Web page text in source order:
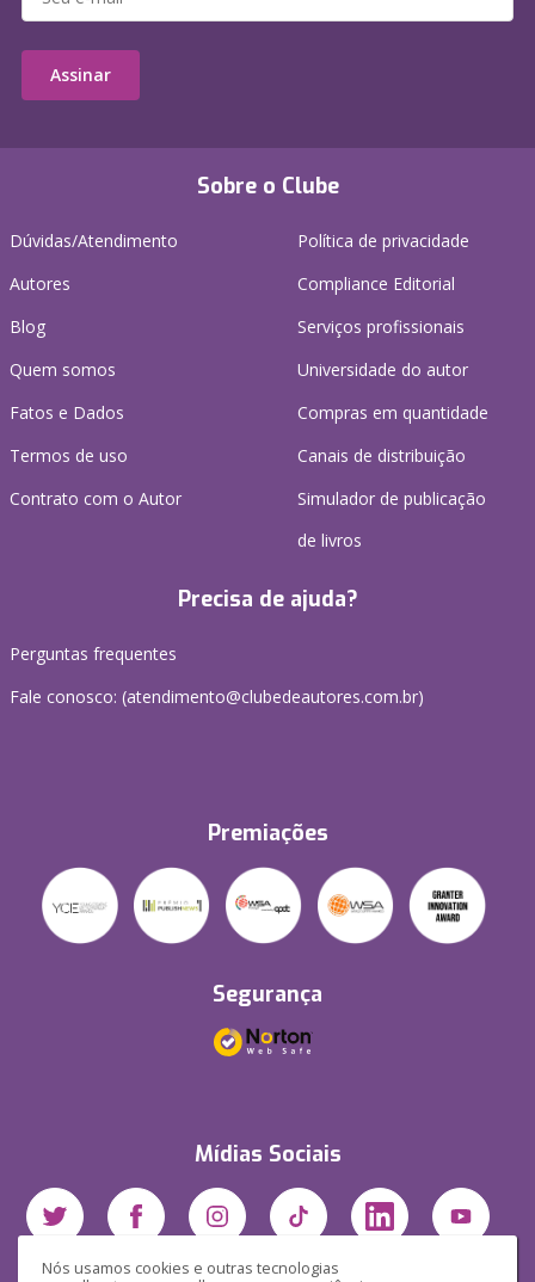
Nós usamos cookies e outras tecnologias
Sobre o Clube
Dúvidas/Atendimento
Autores
Blog
Quem somos
Fatos e Dados
Termos de uso
Contrato com o Autor
Política de privacidade
Compliance Editorial
Serviços profissionais
Universidade do autor
Compras em quantidade
Canais de distribuição
Simulador de publicação
de livros
Precisa de ajuda?
Perguntas frequentes
Fale conosco: (atendimento@clubedeautores.com.br)
Premiações
Segurança
Mídias Sociais
Assinar